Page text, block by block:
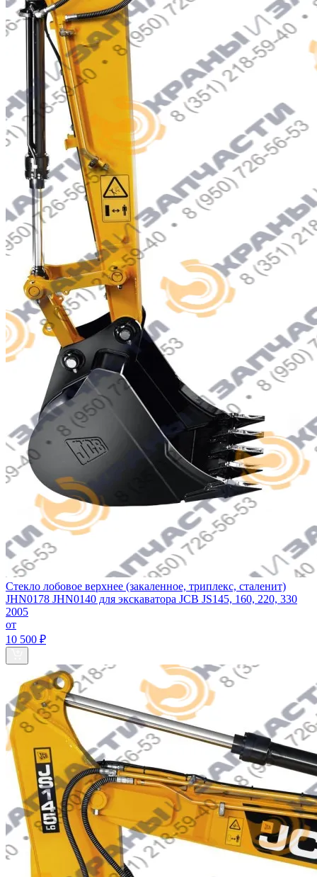
Стекло лобовое верхнее (закаленное, триплекс, сталенит)
JHN0178 JHN0140 для экскаватора JCB JS145, 160, 220, 330
2005
от
10 500 ₽